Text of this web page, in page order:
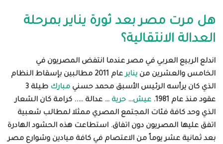
هل مرت مصر بعد ثورة يناير بمرحلة
العدالة الانتقالية؟
اندلع الربيع العربي في مصر عندما انتفض المصريون في
الخامس والعشرين من يناير
عام 2011 مطالبين بإسقاط النظام
الذي كان يرأسه الرئيس الأسبق محمد حسني مبارك
طيلة 3
عقود منذ عام 1981.
عيش… حرية … عدالة ….. كرامة كان الشعار
الذي وحد كافة فئات المجتمع المصري ممثلا لمطالب شعبية
اتفق عليها المصريون دون اتفاق. استطاعت هذه الحشود الهادرة
بعد ثمانية عشر يوماً من الاعتصام في كافة ميادين وشوارع مصر